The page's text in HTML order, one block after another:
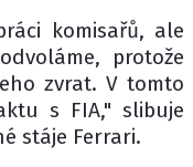
komisařů, ale
protože
zvrat. V tomto
s FIA," slibuje
stáje Ferrari.